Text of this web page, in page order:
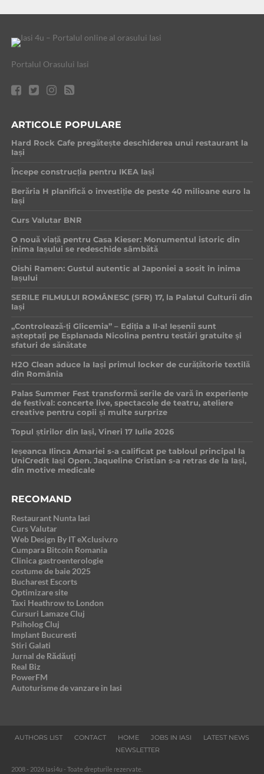
Portalul Orasului Iasi
ARTICOLE POPULARE
Hard Rock Cafe pregătește deschiderea unui restaurant la
Iași
Începe construcția pentru IKEA Iași
Berăria H planifică o investiție de peste 40 milioane euro la
Iași
Curs Valutar BNR
O nouă viață pentru Casa Kieser: Monumentul istoric din
inima Iașului se redeschide sâmbătă
Oishi Ramen: Gustul autentic al Japoniei a sosit în inima
Iașului
SERILE FILMULUI ROMÂNESC (SFR) 17, la Palatul Culturii din
Iași
„Controlează-ți Glicemia” – Ediția a II-a! Ieșenii sunt
așteptați pe Esplanada Nicolina pentru testări gratuite și
sfaturi de sănătate
H2O Clean aduce la Iași primul locker de curățătorie textilă
din România
Palas Summer Fest transformă serile de vară în experiențe
de festival: concerte live, spectacole de teatru, ateliere
creative pentru copii și multe surprize
Topul știrilor din Iași, Vineri 17 Iulie 2026
Ieșeanca Ilinca Amariei s-a calificat pe tabloul principal la
UniCredit Iași Open. Jaqueline Cristian s-a retras de la Iași,
din motive medicale
RECOMAND
Restaurant Nunta Iasi
Curs Valutar
Web Design By IT eXclusiv.ro
Cumpara Bitcoin Romania
Clinica gastroenterologie
costume de baie 2025
Bucharest Escorts
Optimizare site
Taxi Heathrow to London
Cursuri Lamaze Cluj
Psiholog Cluj
Implant Bucuresti
Stiri Galati
Jurnal de Rădăuți
Real Biz
PowerFM
Autoturisme de vanzare in Iasi
AUTHORS LIST CONTACT HOME JOBS IN IASI
LATEST NEWS
NEWSLETTER
2008 - 2026 Iasi4u - Toate drepturile rezervate.